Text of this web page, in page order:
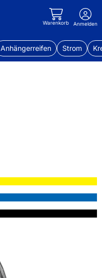
Warenkorb Anmelden
Anhängerreifen Strom